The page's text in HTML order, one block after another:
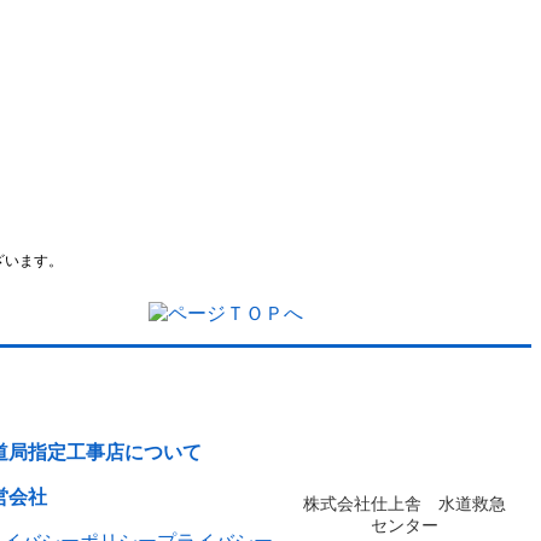
ます。
局指定工事店について
会社
株式会社仕上舎 水道救急
センター